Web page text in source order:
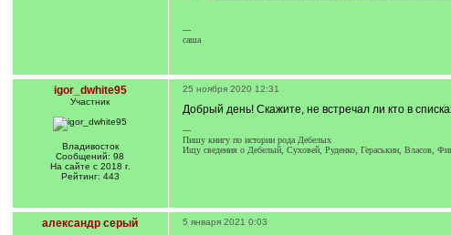
---
саша
igor_dwhite95
Участник
Владивосток
Сообщений: 98
На сайте с 2018 г.
Рейтинг: 443
25 ноября 2020 12:31
Добрый день! Скажите, не встречал ли кто в
---
Пишу книгу по истории рода Дебелых
Ищу сведения о Дебелый, Суховей, Руденко, Гераськин, Власов,
александр серый 5 января 2021 0:03